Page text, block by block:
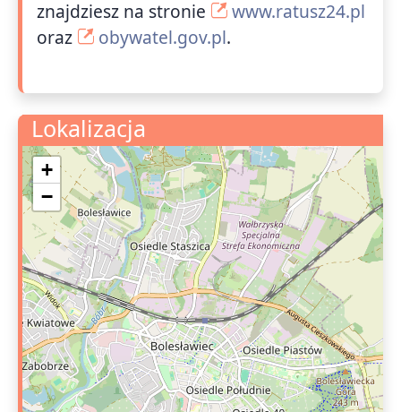
znajdziesz na stronie
www.ratusz24.pl
oraz
obywatel.gov.pl.
Lokalizacja
+
−